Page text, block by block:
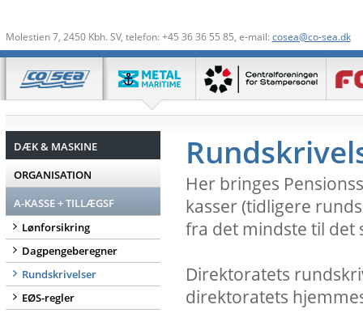
Molestien 7, 2450 Kbh. SV, telefon: +45 36 36 55 85, e-mail: cosea@co-sea.dk
DÆK & MASKINE
ORGANISATION
A-KASSE + TILLÆGSF
Lønforsikring
Dagpengeberegner
Rundskrivelser
EØS-regler
Her bringes
kasser (tidligere
fra det mindste til
Direktoratets
direktoratets